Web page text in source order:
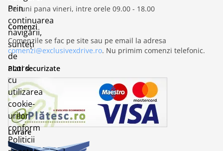
De luni pana vineri, intre orele 09.00 - 18.00
Comenzi
Comenzile se fac pe site sau pe email la adresa
comenzi@exclusivexdrive.ro. Nu primim comenzi telefonic.
Plati securizate
Livrare
Prin
continuarea
navigării,
sunteți
de
acord
cu
utilizarea
cookie-
urilor
conform
Politicii